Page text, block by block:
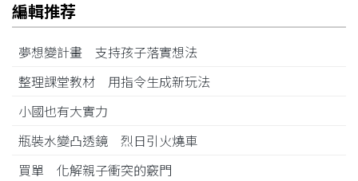
編輯推荐
夢想變計畫 支持孩子落實想法
整理課堂教材 用指令生成新玩法
小國也有大實力
瓶裝水變凸透鏡 烈日引火燒車
買單 化解親子衝突的竅門